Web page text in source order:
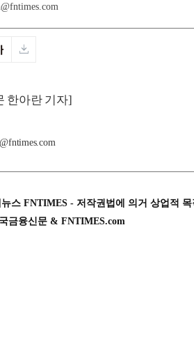
한아란 기자]
스 FNTIMES - 저작권법에 의거 상업적
금융신문 & FNTIMES.com